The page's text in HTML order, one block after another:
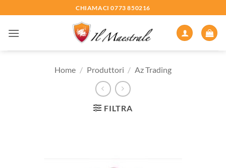
ai
contenuti
CHIAMACI 0773 850216
Home / Produttori / Az Trading
FILTRA